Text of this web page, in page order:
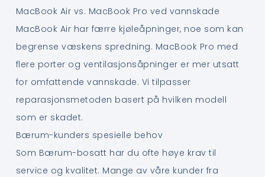
MacBook Air vs. MacBook Pro ved vannskade
MacBook Air har færre kjøleåpninger, noe som kan
begrense væskens spredning. MacBook Pro med
flere porter og ventilasjonsåpninger er mer utsatt
for omfattende vannskade. Vi tilpasser
reparasjonsmetoden basert på hvilken modell
som er skadet.
Bærum-kunders spesielle behov
Som Bærum-bosatt har du ofte høye krav til
service og kvalitet. Mange av våre kunder fra